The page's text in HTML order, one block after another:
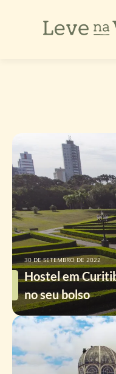
Hostel em
no seu bolso
30 DE SETEMBRO DE 2022